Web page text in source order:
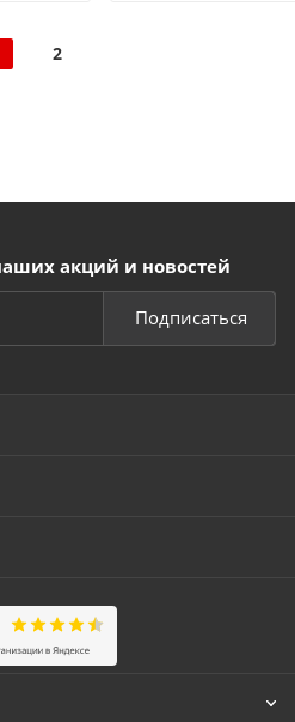
2
акций и новостей
Подписаться